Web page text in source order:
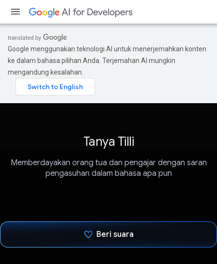
Google menggunakan teknologi AI untuk menerjemahkan konten
ke dalam bahasa pilihan Anda. Terjemahan AI mungkin
mengandung kesalahan.
Tanya Tilli
Memberdayakan orang tua dan pengajar dengan saran
pengasuhan dalam bahasa apa pun
Beri suara